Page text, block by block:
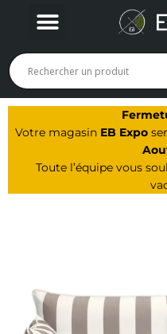
Votre magasin EB Expo
Toute l’équipe vous